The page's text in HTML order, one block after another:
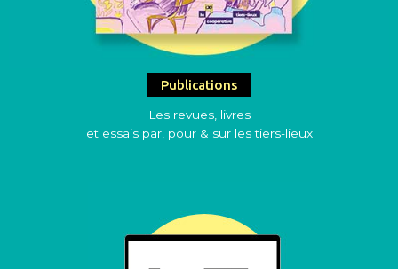
Publications
Les revues, livres
et essais par, pour & sur les tiers-lieux